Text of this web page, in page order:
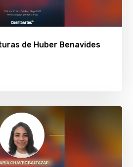
de Huber Benavides